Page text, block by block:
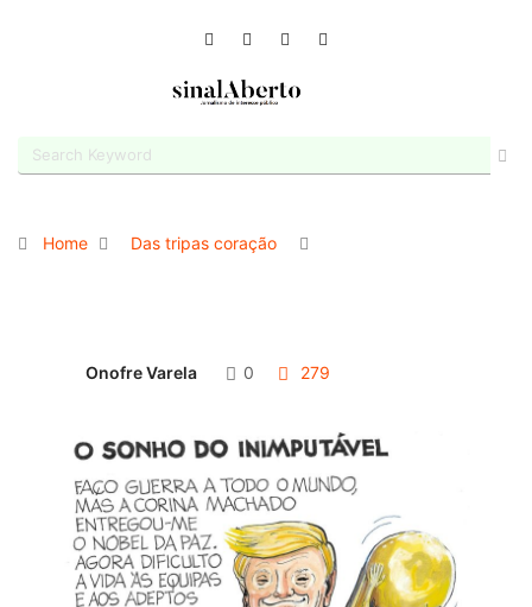
Home Das tripas coração
Onofre Varela 0 279